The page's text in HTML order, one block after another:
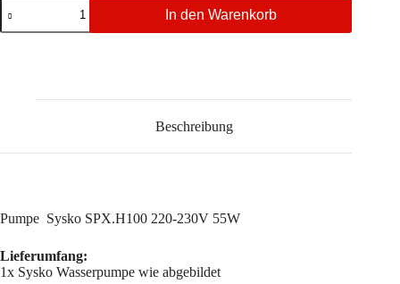
SYSKO
Pumpe
SPX.H100
In den Warenkorb
Beschreibung
Pumpe Sysko SPX.H100 220-230V 55W
Lieferumfang:
1x Sysko Wasserpumpe wie abgebildet